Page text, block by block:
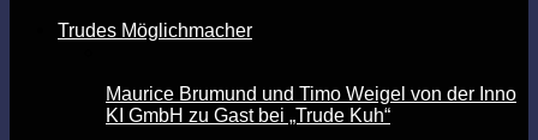
Trudes Möglichmacher
Maurice Brumund und Timo Weigel von der Inno
KI GmbH zu Gast bei „Trude Kuh“